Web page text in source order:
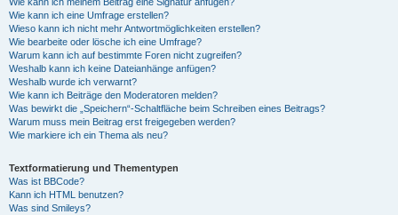
Wie kann ich eine Umfrage erstellen?
Wieso kann ich nicht mehr Antwortmöglichkeiten erstellen?
Wie bearbeite oder lösche ich eine Umfrage?
Warum kann ich auf bestimmte Foren nicht zugreifen?
Weshalb kann ich keine Dateianhänge anfügen?
Weshalb wurde ich verwarnt?
Wie kann ich Beiträge den Moderatoren melden?
Was bewirkt die „Speichern“-Schaltfläche beim Schreiben eines Beitrags?
Warum muss mein Beitrag erst freigegeben werden?
Wie markiere ich ein Thema als neu?
Textformatierung und Thementypen
Was ist BBCode?
Kann ich HTML benutzen?
Was sind Smileys?